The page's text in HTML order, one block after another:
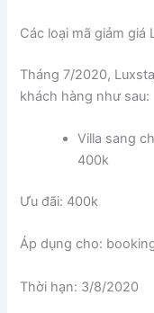
Các loại mã giảm giá
Tháng 7/2020,
khách hàng như sau:
Villa sang
400k
Ưu đãi: 400k
Áp dụng cho:
Thời hạn: 3/8/2020